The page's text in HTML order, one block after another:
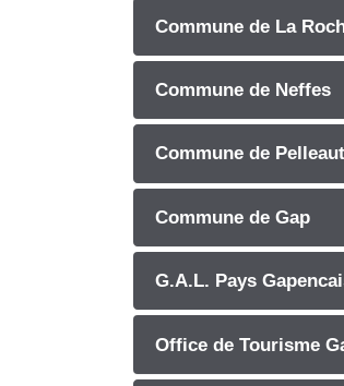
Commune de La
Commune de Neffes
Commune de
Commune de Gap
G.A.L. Pays
Office de Tourisme